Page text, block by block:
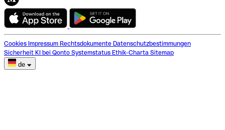
Cookies Impressum Rechtsdokumente Datenschutzbestimmungen
Sicherheit KI bei Qonto Systemstatus Ethik-Charta Sitemap
de